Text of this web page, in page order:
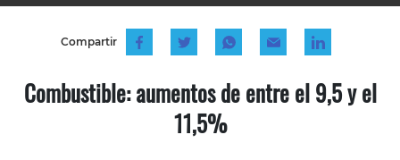
Compartir
Combustible: aumentos de entre el 9,5 y el
11,5%